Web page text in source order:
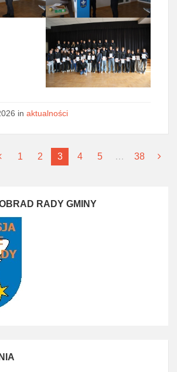
in aktualności
1 2 3 4 5 … 38
RADY GMINY